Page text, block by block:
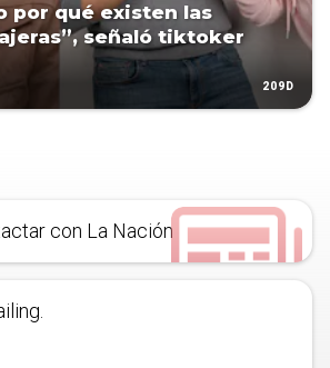
por qué existen las
señaló tiktoker
209D
con La Nación